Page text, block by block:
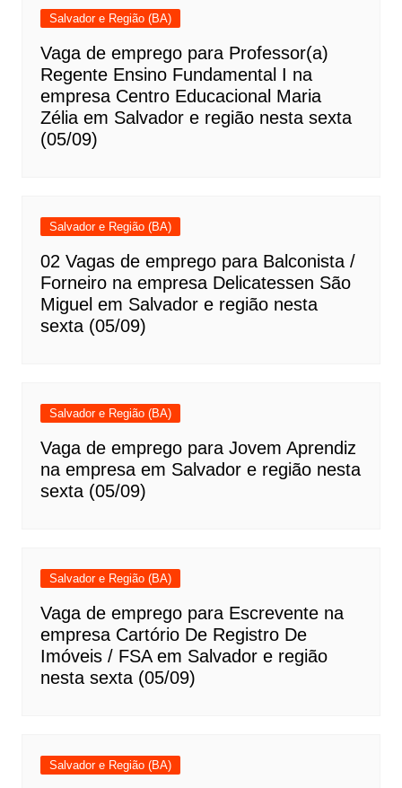
Salvador e Região (BA)
Vaga de emprego para Professor(a)
Regente Ensino Fundamental I na
empresa Centro Educacional Maria
Zélia em Salvador e região nesta sexta
(05/09)
Salvador e Região (BA)
02 Vagas de emprego para Balconista /
Forneiro na empresa Delicatessen São
Miguel em Salvador e região nesta
sexta (05/09)
Salvador e Região (BA)
Vaga de emprego para Jovem Aprendiz
na empresa em Salvador e região nesta
sexta (05/09)
Salvador e Região (BA)
Vaga de emprego para Escrevente na
empresa Cartório De Registro De
Imóveis / FSA em Salvador e região
nesta sexta (05/09)
Salvador e Região (BA)